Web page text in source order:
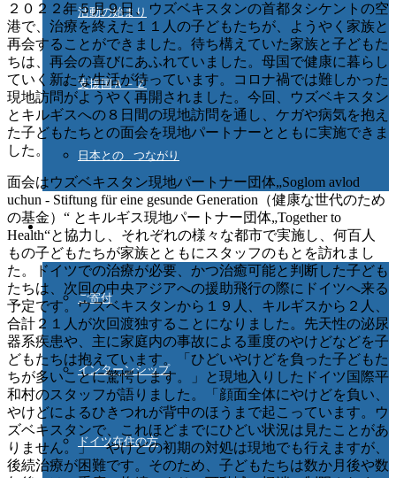
活動の始まり
支援国Ａ－Ｚ
日本との つながり
ご協力ください
ご寄付
インターンシップ
ドイツ在住の方
２０２２年５月９日、ウズベキスタンの首都タシケントの空
港で、治療を終えた１１人の子どもたちが、ようやく家族と
再会することができました。待ち構えていた家族と子どもた
ちは、再会の喜びにあふれていました。母国で健康に暮らし
ていく新たな生活が待っています。コロナ禍では難しかった
現地訪問がようやく再開されました。今回、ウズベキスタン
とキルギスへの８日間の現地訪問を通し、ケガや病気を抱え
た子どもたちとの面会を現地パートナーとともに実施できま
した。
面会はウズベキスタン現地パートナー団体„Soglom avlod
uchun - Stiftung für eine gesunde Generation（健康な世代のため
の基金）“ とキルギス現地パートナー団体„Together to
Health“と協力し、それぞれの様々な都市で実施し、何百人
もの子どもたちが家族とともにスタッフのもとを訪れまし
た。ドイツでの治療が必要、かつ治癒可能と判断した子ども
たちは、次回の中央アジアへの援助飛行の際にドイツへ来る
予定です。ウズベキスタンから１９人、キルギスから２人、
合計２１人が次回渡独することになりました。先天性の泌尿
器系疾患や、主に家庭内の事故による重度のやけどなどを子
どもたちは抱えています。「ひどいやけどを負った子どもた
ちが多いことに驚愕します。」と現地入りしたドイツ国際平
和村のスタッフが語りました。「顔面全体にやけどを負い、
やけどによるひきつれが背中のほうまで起こっています。ウ
ズベキスタンで、これほどまでにひどい状況は見たことがあ
りません。」 やけどの初期の対処は現地でも行えますが、
後続治療が困難です。そのため、子どもたちは数か月後や数